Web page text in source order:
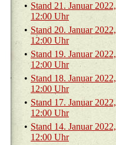
• Stand 21. Ja­nu­ar 2022,
12:00 Uhr
• Stand 20. Ja­nu­ar 2022,
12:00 Uhr
• Stand 19. Ja­nu­ar 2022,
12:00 Uhr
• Stand 18. Ja­nu­ar 2022,
12:00 Uhr
• Stand 17. Ja­nu­ar 2022,
12:00 Uhr
• Stand 14. Ja­nu­ar 2022,
12:00 Uhr